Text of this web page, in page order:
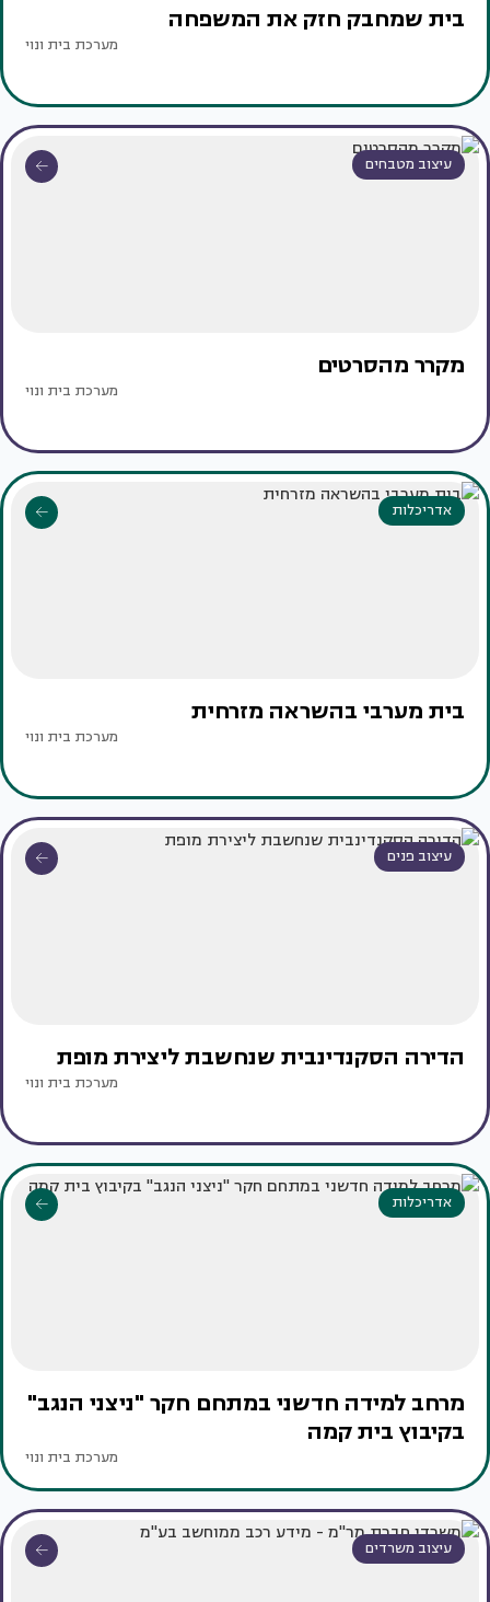
בית שמחבק חזק את המשפחה
מערכת בית ונוי
עיצוב מטבחים
מקרר מהסרטים
מערכת בית ונוי
אדריכלות
בית מערבי בהשראה מזרחית
מערכת בית ונוי
עיצוב פנים
הדירה הסקנדינבית שנחשבת ליצירת מופת
מערכת בית ונוי
אדריכלות
מרחב למידה חדשני במתחם חקר "ניצני הנגב"
בקיבוץ בית קמה
מערכת בית ונוי
עיצוב משרדים